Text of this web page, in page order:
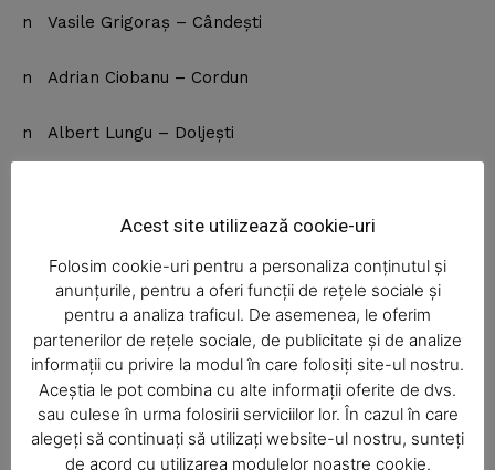
News Week
SUBSCRIBE NOW
n Vasile Grigoraş – Cândeşti
n Adrian Ciobanu – Cordun
n Albert Lungu – Doljeşti
n Mihaela Elena Isciuc – Trifeşti
n Cristian Baciu – Horia
n Neculai Nastasia – Negreşti
n Vanea Săbălău-Roşu – Icuşeşti
Acest site utilizează cookie-uri
Folosim cookie-uri pentru a personaliza conținutul și
anunțurile, pentru a oferi funcții de rețele sociale și
pentru a analiza traficul. De asemenea, le oferim
partenerilor de rețele sociale, de publicitate și de analize
informații cu privire la modul în care folosiți site-ul nostru.
Aceștia le pot combina cu alte informații oferite de dvs.
sau culese în urma folosirii serviciilor lor. În cazul în care
alegeți să continuați să utilizați website-ul nostru, sunteți
de acord cu utilizarea modulelor noastre cookie.